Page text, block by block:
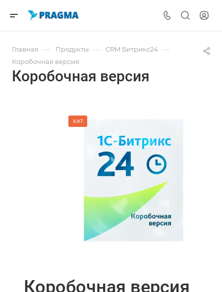
Главная — Продукты — CRM Битрикс24 —
Коробочная версия
Коробочная версия
ХИТ
Коробочная версия